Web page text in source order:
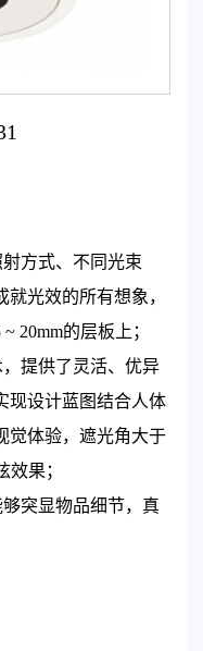
方式、不同光束
光效的所有想象，
20mm的层板上；
提供了灵活、优异
现设计蓝图结合人体
觉体验，遮光角大于
效果；
突显物品细节，真